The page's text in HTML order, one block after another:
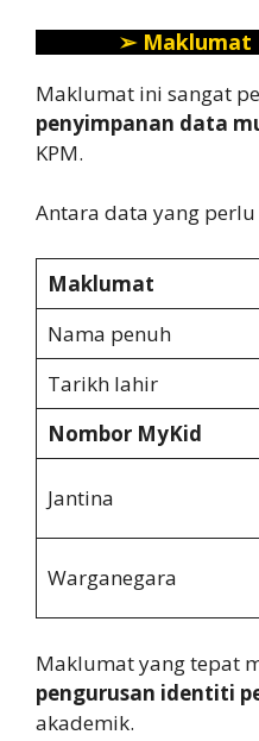
➢ Maklumat
Maklumat ini sangat
penyimpanan data
KPM.
Antara data yang
Maklumat
Nama penuh
Tarikh lahir
Nombor MyKid
Jantina
Warganegara
Maklumat yang tepat
pengurusan identiti
akademik.